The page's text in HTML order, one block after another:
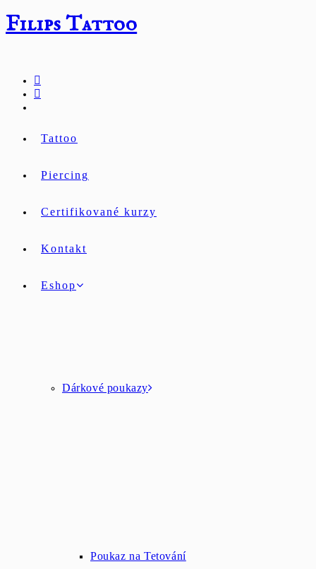
k
obsahu
Filips Tattoo
Tattoo
Piercing
Certifikované kurzy
Kontakt
Eshop
Dárkové poukazy
Poukaz na Tetování